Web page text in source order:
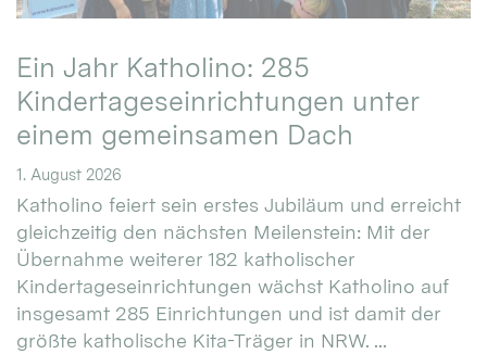
Ein Jahr Katholino: 285
Kindertageseinrichtungen unter
einem gemeinsamen Dach
1. August 2026
Katholino feiert sein erstes Jubiläum und erreicht
gleichzeitig den nächsten Meilenstein: Mit der
Übernahme weiterer 182 katholischer
Kindertageseinrichtungen wächst Katholino auf
insgesamt 285 Einrichtungen und ist damit der
größte katholische Kita-Träger in NRW. ...